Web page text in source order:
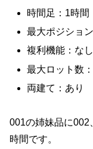
時間足：1時間
最大ポジショ
複利機能：なし
最大ロット数
両建て：あり
001の姉妹品に002
時間です。